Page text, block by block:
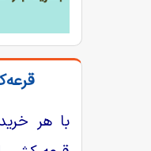
با هر